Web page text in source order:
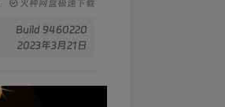
火种网盘极速下载
Build 9460220
2023年3月21日